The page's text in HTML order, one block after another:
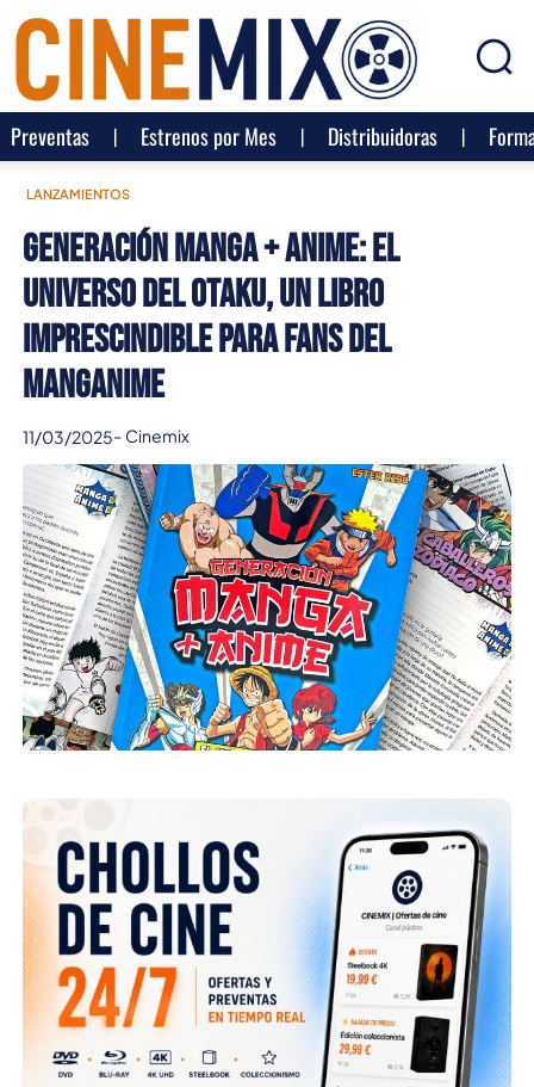
Preventas Estrenos por Mes Distribuidoras
LANZAMIENTOS
Generación Manga + Anime: El
Universo del Otaku, un libro
imprescindible para fans del
manganime
11/03/2025- Cinemix